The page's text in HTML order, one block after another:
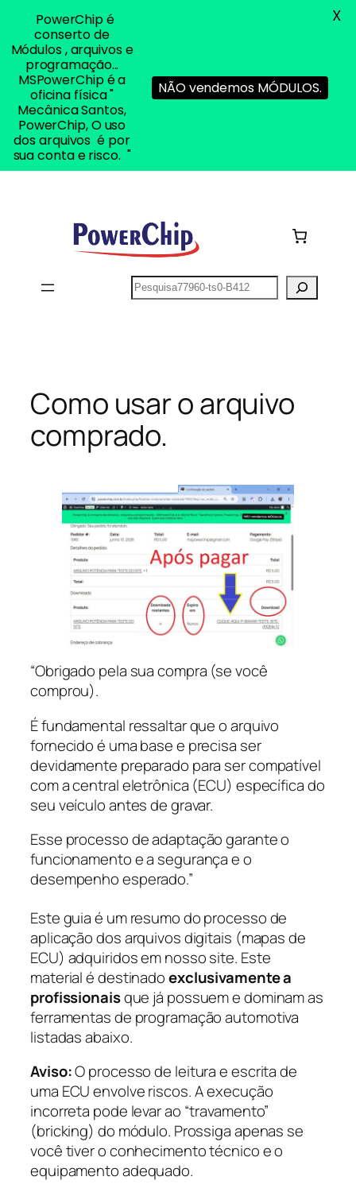
Pesquisar
Como usar o arquivo
comprado.
“Obrigado pela sua compra (se você
comprou).
É fundamental ressaltar que o arquivo
fornecido é uma base e precisa ser
devidamente preparado para ser compatível
com a central eletrônica (ECU) específica do
seu veículo antes de gravar.
Esse processo de adaptação garante o
funcionamento e a segurança e o
desempenho esperado.”
Este guia é um resumo do processo de
aplicação dos arquivos digitais (mapas de
ECU) adquiridos em nosso site. Este
material é destinadoexclusivamente a
profissionaisque já possuem e dominam as
ferramentas de programação automotiva
listadas abaixo.
Aviso:O processo de leitura e escrita de
uma ECU envolve riscos. A execução
incorreta pode levar ao “travamento”
(bricking) do módulo. Prossiga apenas se
você tiver o conhecimento técnico e o
equipamento adequado.
PowerChip é
conserto de
Módulos , arquivos e
programação...
MSPowerChip é a
oficina física "
Mecânica Santos,
PowerChip, O uso
dos arquivos é por
sua conta e risco. "
NÃO vendemos MÓDULOS.
X